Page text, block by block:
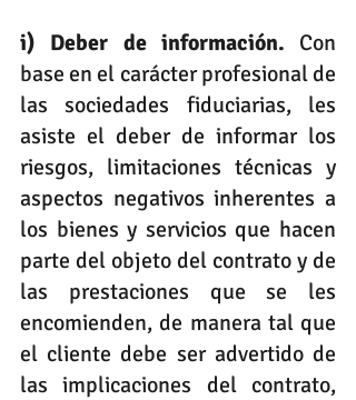
i) Deber de información. Con
base en el carácter profesional de
las sociedades fiduciarias, les
asiste el deber de informar los
riesgos, limitaciones técnicas y
aspectos negativos inherentes a
los bienes y servicios que hacen
parte del objeto del contrato y de
las prestaciones que se les
encomienden, de manera tal que
el cliente debe ser advertido de
las implicaciones del contrato,